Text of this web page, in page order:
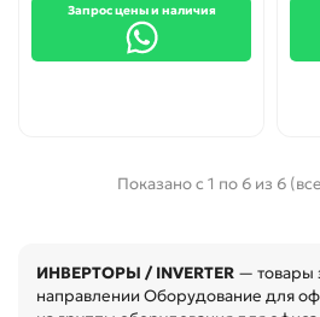
Запрос цены и наличия
Показано с 1 по 6 из 6
ИНВЕРТОРЫ / INVERTER — товары
направлении Оборудование для